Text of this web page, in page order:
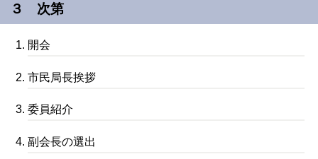
３ 次第
開会
市民局長挨拶
委員紹介
副会長の選出